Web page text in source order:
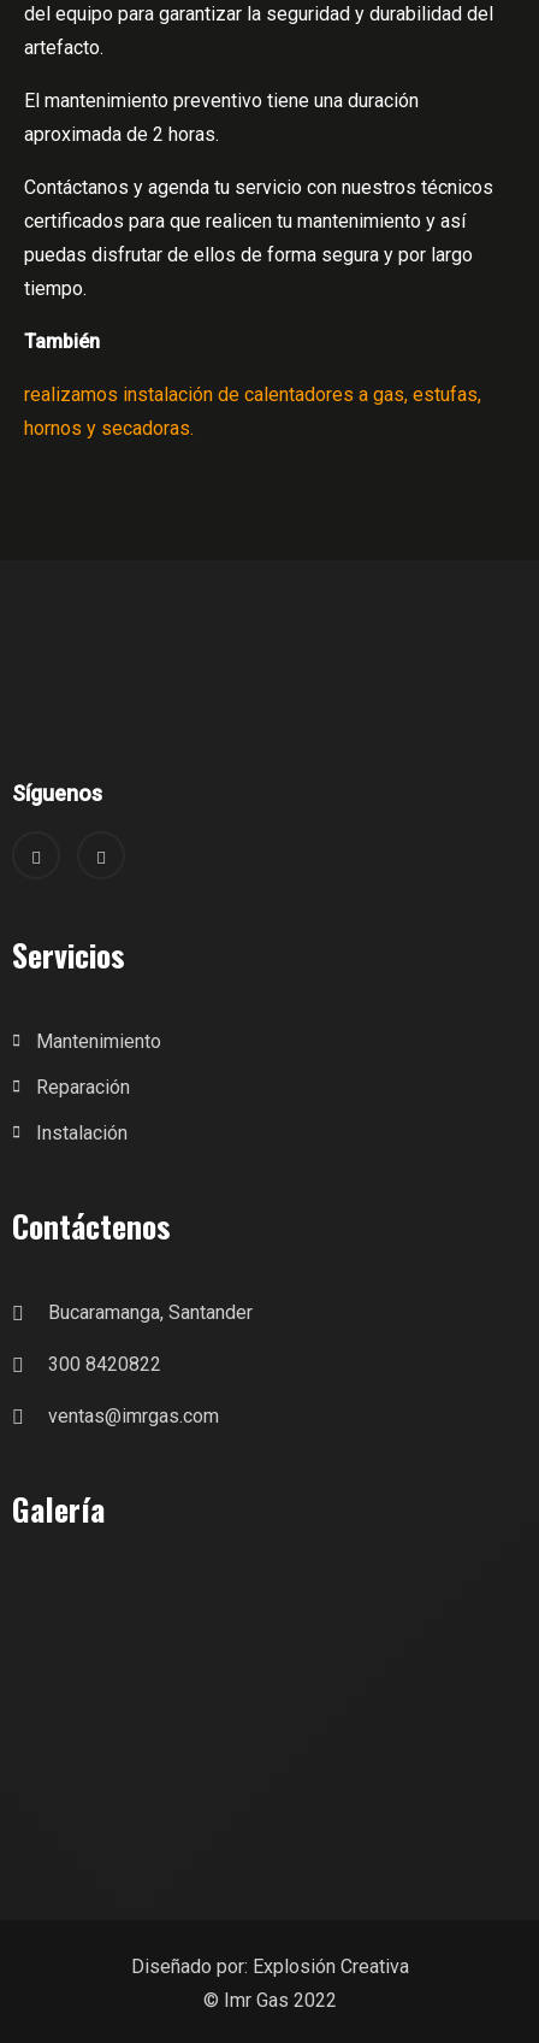
del equipo para garantizar la seguridad y durabilidad del
artefacto.
El mantenimiento preventivo tiene una duración
aproximada de 2 horas.
Contáctanos y agenda tu servicio con nuestros técnicos
certificados para que realicen tu mantenimiento y así
puedas disfrutar de ellos de forma segura y por largo
tiempo.
También
realizamos instalación de calentadores a gas, estufas,
hornos y secadoras.
Síguenos
Servicios
Mantenimiento
Reparación
Instalación
Contáctenos
Bucaramanga, Santander
300 8420822
ventas@imrgas.com
Galería
Diseñado por: Explosión Creativa
© Imr Gas 2022